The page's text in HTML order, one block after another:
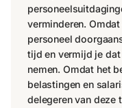
verminderen.
personeel
tijd en vermijd je dat
nemen. Omdat het
belastingen en
delegeren van deze